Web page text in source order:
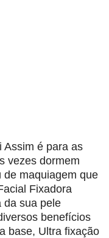
Assim é para as
vezes dormem
de maquiagem que
Fixadora
da sua pele
benefícios
base, Ultra fixação